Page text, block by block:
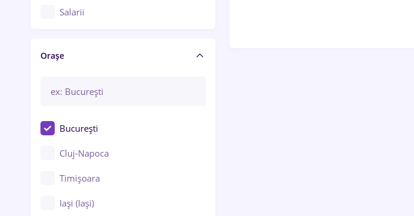
Salarii
Orașe
București
Cluj-Napoca
Timișoara
Iași (Iași)